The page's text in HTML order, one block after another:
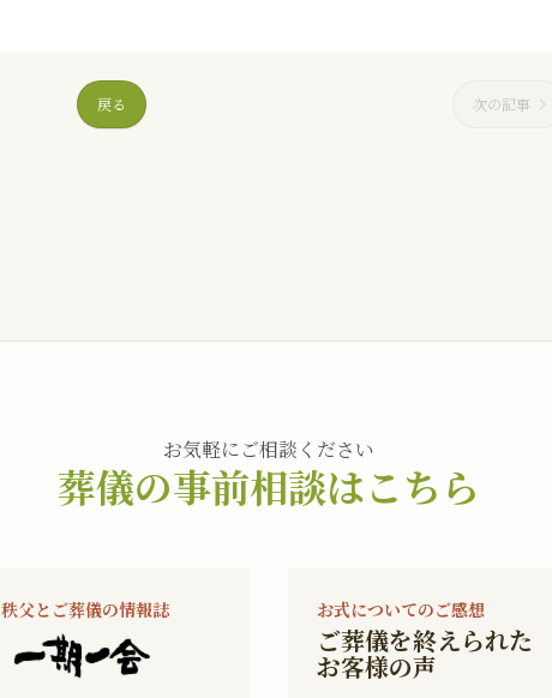
戻る 次の記事
お気軽にご相談ください
葬儀の事前相談はこちら
秩父とご葬儀の情報誌 お式についてのご感想
ご葬儀を終えられた
お客様の声